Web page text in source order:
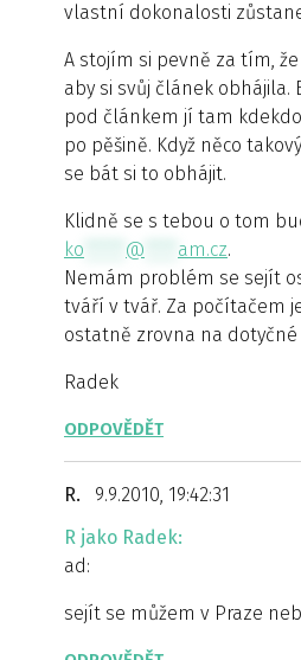
vlastní dokonalosti
A stojím si pevně za tím,
aby si svůj článek
pod článkem jí tam
po pěšině. Když něco
se bát si to obhájit.
Klidně se s tebou o tom
ko
@ am.cz.
Nemám problém se sejít
tváří v tvář. Za počítačem
ostatně zrovna na
Radek
ODPOVĚDĚT
R.
9.9.2010, 19:42:31
R jako Radek:
ad:
sejít se můžem v Praze